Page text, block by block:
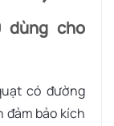
dùng cho
có đường
đảm bảo kích